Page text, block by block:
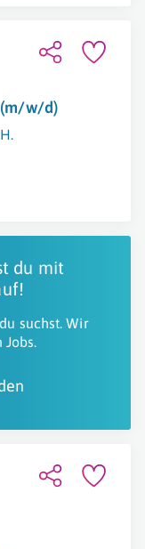
w/d)
du mit
suchst. Wir